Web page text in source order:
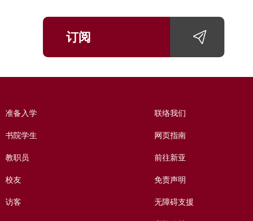
订阅
准备入学
书院学生
教职员
校友
访客
联络我们
网页指南
前往新亚
免责声明
无障碍支援